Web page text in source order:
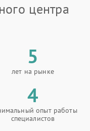
центра
5
лет на рынке
4
опыт работы
специалистов